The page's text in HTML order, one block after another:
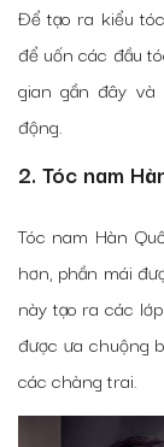
Để tạo ra kiểu
để uốn các đầu
gian gần đây
động.
2. Tóc nam
Tóc nam Hàn
hơn, phần mái
này tạo ra các
được ưa chuộng
các chàng trai.